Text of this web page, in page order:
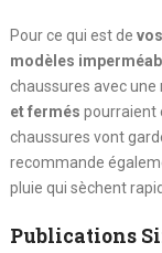
Pour ce qui est de
modèles
chaussures avec
et fermés pourraient
chaussures vont
recommande
pluie qui sèchent
Publications